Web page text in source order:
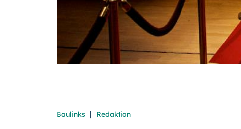
Baulinks | Redaktion